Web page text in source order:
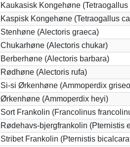
Kaukasisk Kongehøne
Kaspisk Kongehøne (Tetraogallus
Stenhøne (Alectoris graeca)
Chukarhøne (Alectoris chukar)
Berberhøne (Alectoris barbara)
Rødhøne (Alectoris rufa)
Si-si Ørkenhøne (Ammoperdix
Ørkenhøne (Ammoperdix heyi)
Sort Frankolin (Francolinus
Rødehavs-bjergfrankolin (Pternistis
Stribet Frankolin (Pternistis